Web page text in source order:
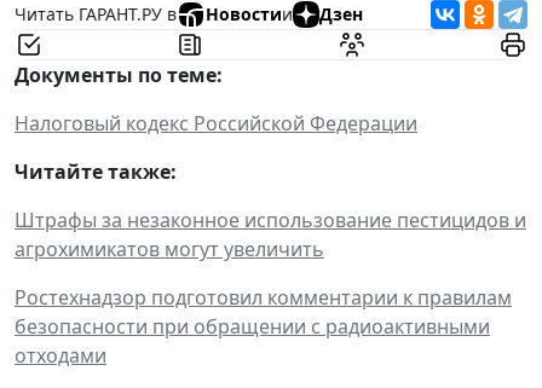
Читать ГАРАНТ.РУ в
Новостии Дзен
Документы по теме:
Налоговый кодекс Российской Федерации
Читайте также:
Штрафы за незаконное использование пестицидов и
агрохимикатов могут увеличить
Ростехнадзор подготовил комментарии к правилам
безопасности при обращении с радиоактивными
отходами